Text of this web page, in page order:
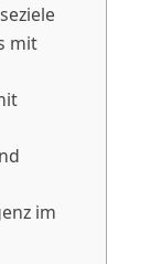
mit
im